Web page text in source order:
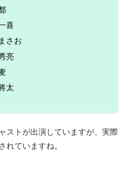
喜
さお
亮
太
ストが出演していますが、実際
れていますね。